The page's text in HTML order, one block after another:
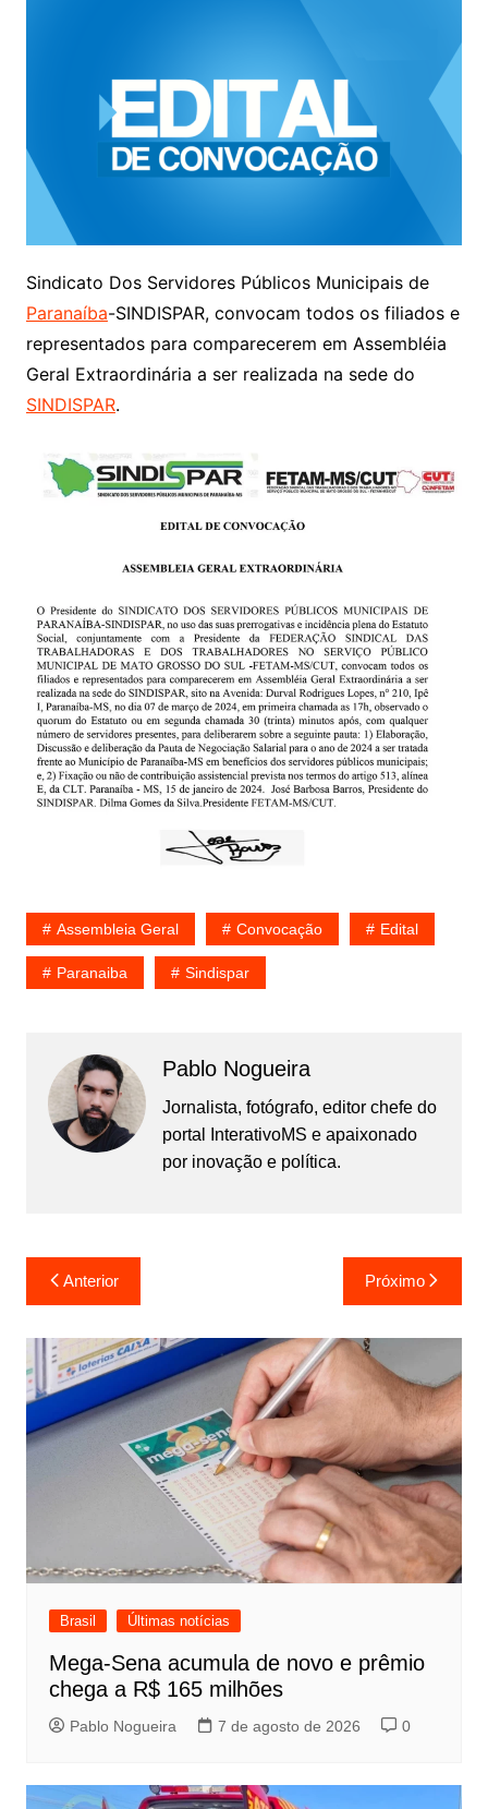
Sindicato Dos Servidores Públicos Municipais de
Paranaíba-SINDISPAR, convocam todos os filiados e
representados para comparecerem em Assembléia
Geral Extraordinária a ser realizada na sede do
SINDISPAR.
Assembleia Geral Convocação Edital
Paranaiba Sindispar
Pablo Nogueira
Jornalista, fotógrafo, editor chefe do
portal InterativoMS e apaixonado
por inovação e política.
Navegação
de
Post
Anterior Próximo
Brasil Últimas notícias
Mega-Sena acumula de novo e prêmio
chega a R$ 165 milhões
Pablo Nogueira 7 de agosto de 2026 0